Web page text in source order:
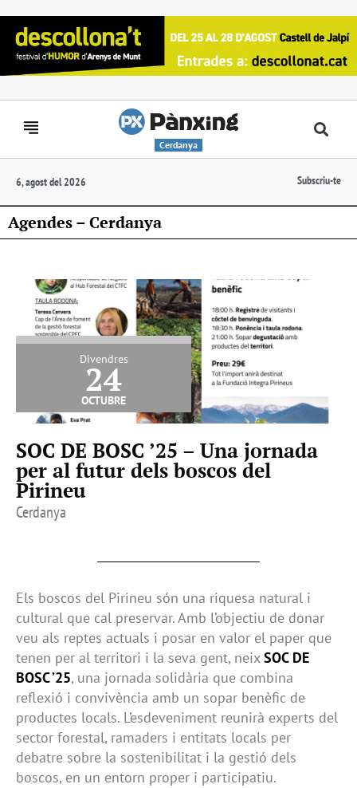
Cerdanya
6, agost del 2026 Subscriu-te
Agendes – Cerdanya
Divendres
24
octubre
SOC DE BOSC ’25 – Una jornada
per al futur dels boscos del
Pirineu
Cerdanya
Els boscos del Pirineu són una riquesa natural i
cultural que cal preservar. Amb l’objectiu de donar
veu als reptes actuals i posar en valor el paper que
tenen per al territori i la seva gent, neixSOC DE
BOSC ’25, una jornada solidària que combina
reflexió i convivència amb un sopar benèfic de
productes locals. L’esdeveniment reunirà experts del
sector forestal, ramaders i entitats locals per
debatre sobre la sostenibilitat i la gestió dels
boscos, en un entorn proper i participatiu.